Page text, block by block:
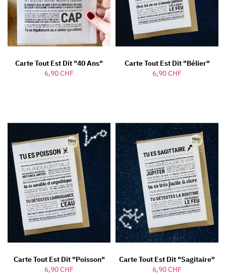
Carte Tout Est Dit "40 Ans"
6,90 CHF
Carte Tout Est Dit "Bélier"
6,90 CHF
Carte Tout Est Dit "Poisson"
6,90 CHF
Carte Tout Est Dit "Sagitaire"
6,90 CHF